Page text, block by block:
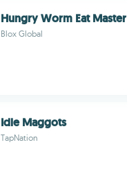
Hungry Worm Eat Master
Blox Global
Idle Maggots
TapNation